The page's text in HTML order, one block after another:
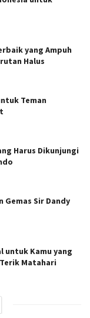
yang Ampuh
Halus
Teman
Harus Dikunjungi
Gemas Sir Dandy
untuk Kamu yang
Matahari